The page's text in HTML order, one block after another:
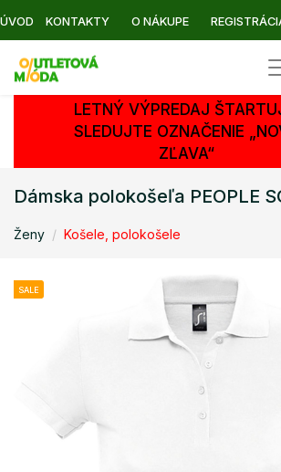
ÚVOD KONTAKTY O NÁKUPE
LETNÝ VÝPREDAJ
SLEDUJTE OZNAČENIE
ZĽAVA“
Dámska polokošeľa PEOPLE
Ženy Košele, polokošele
SALE